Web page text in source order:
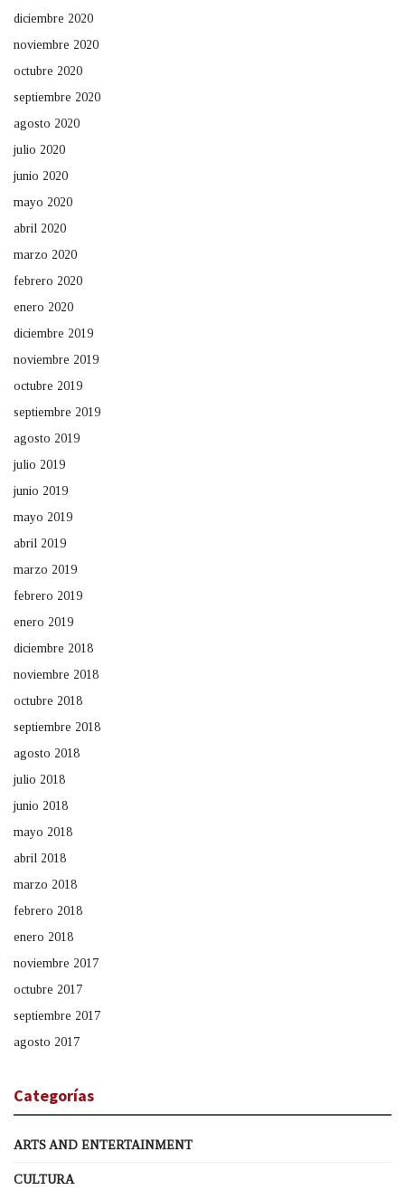
diciembre 2020
noviembre 2020
octubre 2020
septiembre 2020
agosto 2020
julio 2020
junio 2020
mayo 2020
abril 2020
marzo 2020
febrero 2020
enero 2020
diciembre 2019
noviembre 2019
octubre 2019
septiembre 2019
agosto 2019
julio 2019
junio 2019
mayo 2019
abril 2019
marzo 2019
febrero 2019
enero 2019
diciembre 2018
noviembre 2018
octubre 2018
septiembre 2018
agosto 2018
julio 2018
junio 2018
mayo 2018
abril 2018
marzo 2018
febrero 2018
enero 2018
noviembre 2017
octubre 2017
septiembre 2017
agosto 2017
Categorías
ARTS AND ENTERTAINMENT
CULTURA